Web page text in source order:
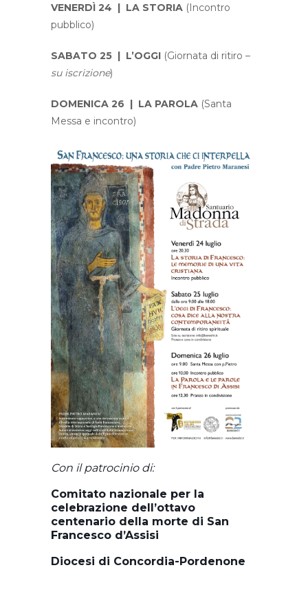
VENERDÌ 24 | LA STORIA (Incontro
pubblico)
SABATO 25 | L’OGGI (Giornata di ritiro –
su iscrizione)
DOMENICA 26 | LA PAROLA (Santa
Messa e incontro)
Con il patrocinio di:
Comitato nazionale per la
celebrazione dell’ottavo
centenario della morte di San
Francesco d’Assisi
Diocesi di Concordia-Pordenone